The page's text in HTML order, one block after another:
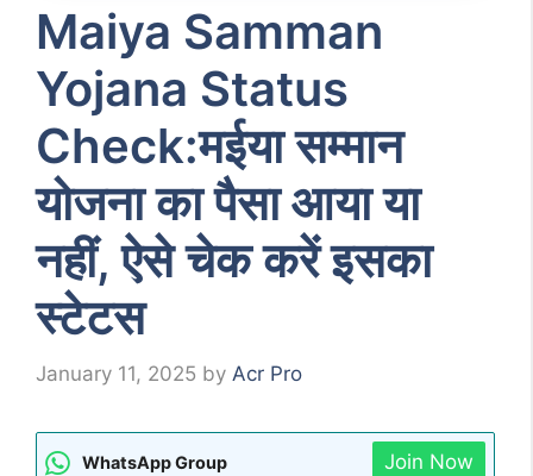
Maiya Samman
Yojana Status
Check:मईया सम्मान
योजना का पैसा आया या
नहीं, ऐसे चेक करें इसका
स्टेटस
January 11, 2025 by Acr Pro
WhatsApp Group Join Now